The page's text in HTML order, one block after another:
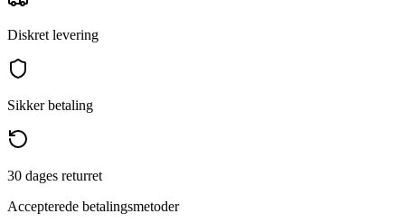
Diskret levering
Sikker betaling
30 dages returret
Accepterede betalingsmetoder